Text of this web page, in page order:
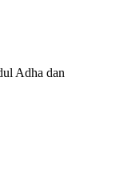
Adha dan